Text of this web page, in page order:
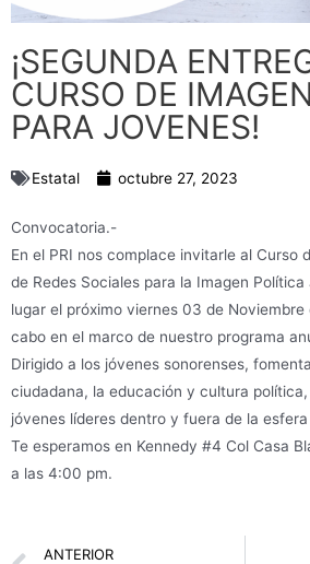
¡SEGUNDA
CURSO DE
PARA JOVENES!
Estatal octubre 27, 2023
Convocatoria.-
En el PRI nos complace invitarle al Curso
de Redes Sociales para la Imagen
lugar el próximo viernes 03 de
cabo en el marco de nuestro programa
Dirigido a los jóvenes sonorenses,
ciudadana, la educación y cultura
jóvenes líderes dentro y fuera de la
Te esperamos en Kennedy #4 Col Casa
a las 4:00 pm.
ANTERIOR